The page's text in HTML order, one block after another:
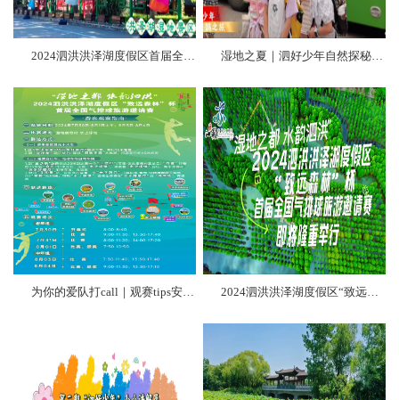
2024泗洪洪泽湖度假区首届全国气排球旅游邀请赛盛大气启幕！ 湿地之夏｜泗好少年自然探秘之旅
为你的爱队打call｜观赛tips安排！ 2024泗洪洪泽湖度假区“致远森林”杯首届全国气排球旅游邀请赛即将隆重举行！